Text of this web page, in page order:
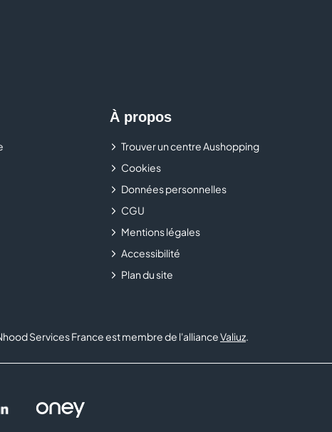
repenser votre cuisine ? Besoin d'optimiser un dressing ou un
Schmidt vous accompagnent pour imaginer la solution
À propos
Trouver un centre Aushopping
Cookies
Données personnelles
CGU
Mentions légales
Accessibilité
Plan du site
Services France est membre de l'allianceValiuz.